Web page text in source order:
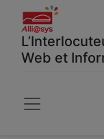
Web et